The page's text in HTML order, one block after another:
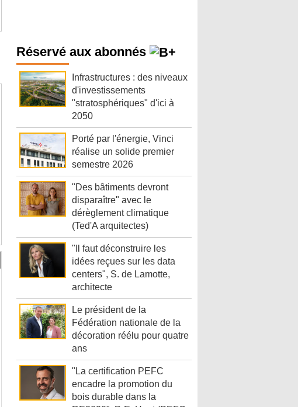
Réservé aux abonnés
Infrastructures : des niveaux
d'investissements
"stratosphériques" d'ici à
2050
Porté par l'énergie, Vinci
réalise un solide premier
semestre 2026
"Des bâtiments devront
disparaître" avec le
dérèglement climatique
(Ted'A arquitectes)
"Il faut déconstruire les
idées reçues sur les data
centers", S. de Lamotte,
architecte
Le président de la
Fédération nationale de la
décoration réélu pour quatre
ans
"La certification PEFC
encadre la promotion du
bois durable dans la